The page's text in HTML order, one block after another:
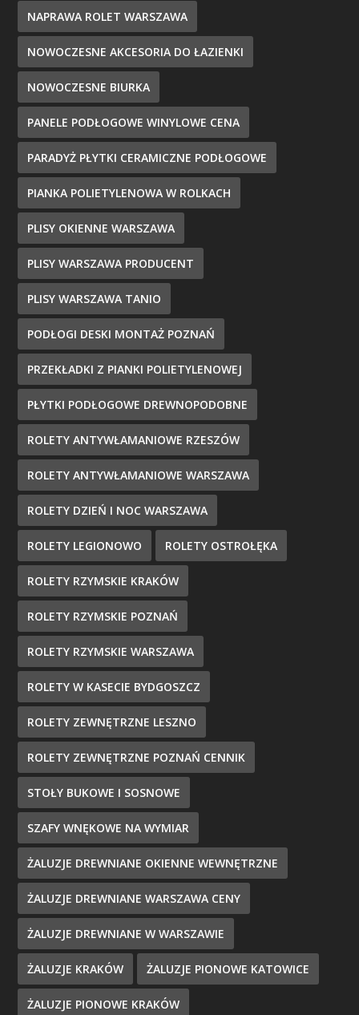
NAPRAWA ROLET WARSZAWA
NOWOCZESNE AKCESORIA DO ŁAZIENKI
NOWOCZESNE BIURKA
PANELE PODŁOGOWE WINYLOWE CENA
PARADYŻ PŁYTKI CERAMICZNE PODŁOGOWE
PIANKA POLIETYLENOWA W ROLKACH
PLISY OKIENNE WARSZAWA
PLISY WARSZAWA PRODUCENT
PLISY WARSZAWA TANIO
PODŁOGI DESKI MONTAŻ POZNAŃ
PRZEKŁADKI Z PIANKI POLIETYLENOWEJ
PŁYTKI PODŁOGOWE DREWNOPODOBNE
ROLETY ANTYWŁAMANIOWE RZESZÓW
ROLETY ANTYWŁAMANIOWE WARSZAWA
ROLETY DZIEŃ I NOC WARSZAWA
ROLETY LEGIONOWO ROLETY OSTROŁĘKA
ROLETY RZYMSKIE KRAKÓW
ROLETY RZYMSKIE POZNAŃ
ROLETY RZYMSKIE WARSZAWA
ROLETY W KASECIE BYDGOSZCZ
ROLETY ZEWNĘTRZNE LESZNO
ROLETY ZEWNĘTRZNE POZNAŃ CENNIK
STOŁY BUKOWE I SOSNOWE
SZAFY WNĘKOWE NA WYMIAR
ŻALUZJE DREWNIANE OKIENNE WEWNĘTRZNE
ŻALUZJE DREWNIANE WARSZAWA CENY
ŻALUZJE DREWNIANE W WARSZAWIE
ŻALUZJE KRAKÓW ŻALUZJE PIONOWE KATOWICE
ŻALUZJE PIONOWE KRAKÓW